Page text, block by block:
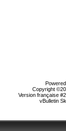
Copyright
Version française
vBulletin